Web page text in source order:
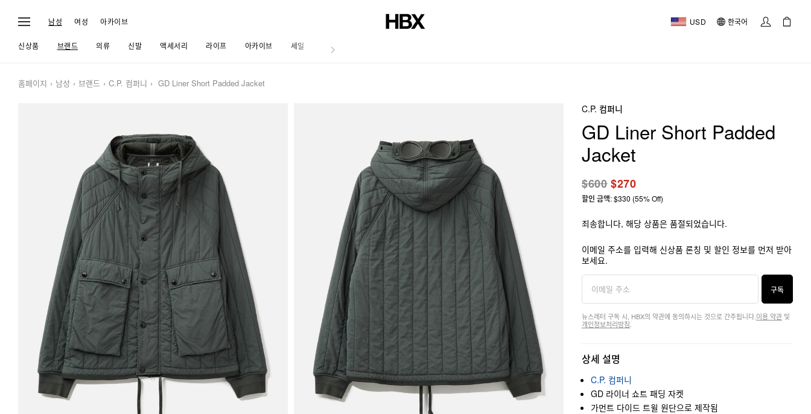
남성 여성 아카이브 USD 한국어
신상품 브랜드 의류 신발 액세서리 라이프 아카이브 세일 저널
홈페이지 남성 브랜드 C.P. 컴퍼니 GD Liner Short Padded Jacket
C.P. 컴퍼니
GD Liner Short Padded
Jacket
$600$270
할인 금액: $330 (55% Off)
죄송합니다, 해당 상품은 품절되었습니다.
이메일 주소를 입력해 신상품 론칭 및 할인 정보를 먼저 받아
보세요.
구독
뉴스레터 구독 시, HBX의 약관에 동의하시는 것으로 간주됩니다. 이용 약관 및
개인정보처리방침
상세 설명
C.P. 컴퍼니
GD 라이너 쇼트 패딩 자켓
가먼트 다이드 트윌 원단으로 제작됨